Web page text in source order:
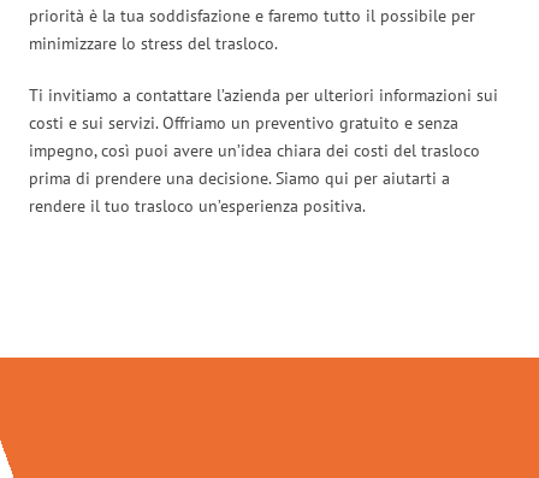
priorità è la tua soddisfazione e faremo tutto il possibile per
minimizzare lo stress del trasloco.
Ti invitiamo a contattare l’azienda per ulteriori informazioni sui
costi e sui servizi. Offriamo un preventivo gratuito e senza
impegno, così puoi avere un’idea chiara dei costi del trasloco
prima di prendere una decisione. Siamo qui per aiutarti a
rendere il tuo trasloco un’esperienza positiva.